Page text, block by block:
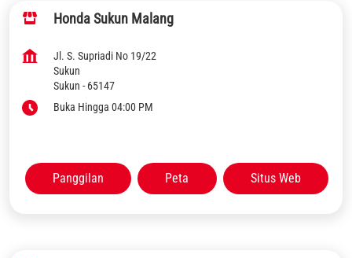
Honda Sukun Malang
Jl. S. Supriadi No 19/22
Sukun
Sukun -65147
Buka Hingga 04:00 PM
Panggilan Peta Situs Web